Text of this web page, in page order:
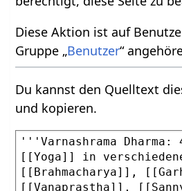
Diese Aktion ist auf
Gruppe „Benutzer“
Du kannst den Quelltext
und kopieren.